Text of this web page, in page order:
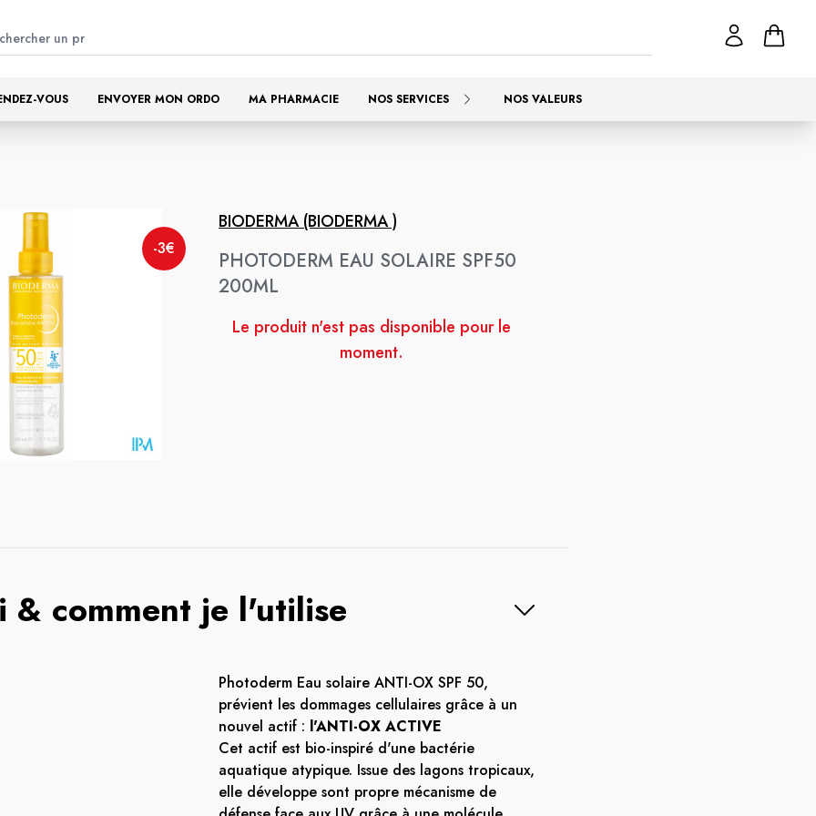
VOUS ENVOYER MON ORDO MA PHARMACIE NOS SERVICES NOS VALEURS
-3€
BIODERMA (BIODERMA )
PHOTODERM EAU SOLAIRE SPF50
200ML
Le produit n'est pas disponible pour le
moment.
& comment je l'utilise
Photoderm Eau solaire ANTI-OX SPF 50,
prévient les dommages cellulaires grâce à un
nouvel actif : l'ANTI-OX ACTIVE
Cet actif est bio-inspiré d'une bactérie
aquatique atypique. Issue des lagons tropicaux,
elle développe sont propre mécanisme de